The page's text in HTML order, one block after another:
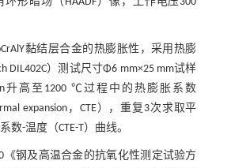
黏结层合金的热膨胀性，采用热膨
DIL402C）测试尺寸Φ6 mm×25 mm试样
升高至1200 ℃过程中的热膨胀系数
expansion，CTE），重复3次求取平
数-温度（CTE-T）曲线。
《钢及高温合金的抗氧化性测定试验方